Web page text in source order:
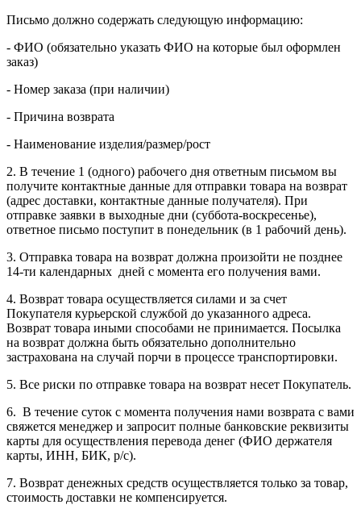
Письмо должно содержать следующую информацию:
- ФИО (обязательно указать ФИО на которые был оформлен
заказ)
- Номер заказа (при наличии)
- Причина возврата
- Наименование изделия/размер/рост
2. В течение 1 (одного) рабочего дня ответным письмом вы
получите контактные данные для отправки товара на возврат
(адрес доставки, контактные данные получателя). При
отправке заявки в выходные дни (суббота-воскресенье),
ответное письмо поступит в понедельник (в 1 рабочий день).
3. Отправка товара на возврат должна произойти не позднее
14-ти календарных дней с момента его получения вами.
4. Возврат товара осуществляется силами и за счет
Покупателя курьерской службой до указанного адреса.
Возврат товара иными способами не принимается. Посылка
на возврат должна быть обязательно дополнительно
застрахована на случай порчи в процессе транспортировки.
5. Все риски по отправке товара на возврат несет Покупатель.
6. В течение суток с момента получения нами возврата с вами
свяжется менеджер и запросит полные банковские реквизиты
карты для осуществления перевода денег (ФИО держателя
карты, ИНН, БИК, р/с).
7. Возврат денежных средств осуществляется только за товар,
стоимость доставки не компенсируется.